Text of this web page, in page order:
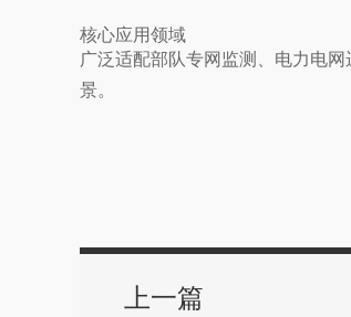
核心应用领域
广泛适配部队专网监测、电力电
景。
上一篇